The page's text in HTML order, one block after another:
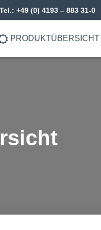
Tel.: +49 (0) 4193 – 883 31-0
PRODUKTÜBERSICHT